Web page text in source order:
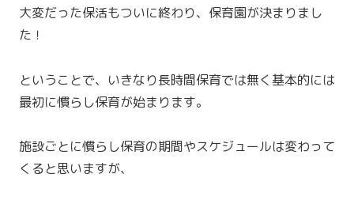
大変だった保活もついに終わり、保育園が決まりまし
た！
ということで、いきなり長時間保育では無く基本的には
最初に慣らし保育が始まります。
施設ごとに慣らし保育の期間やスケジュールは変わって
くると思いますが、